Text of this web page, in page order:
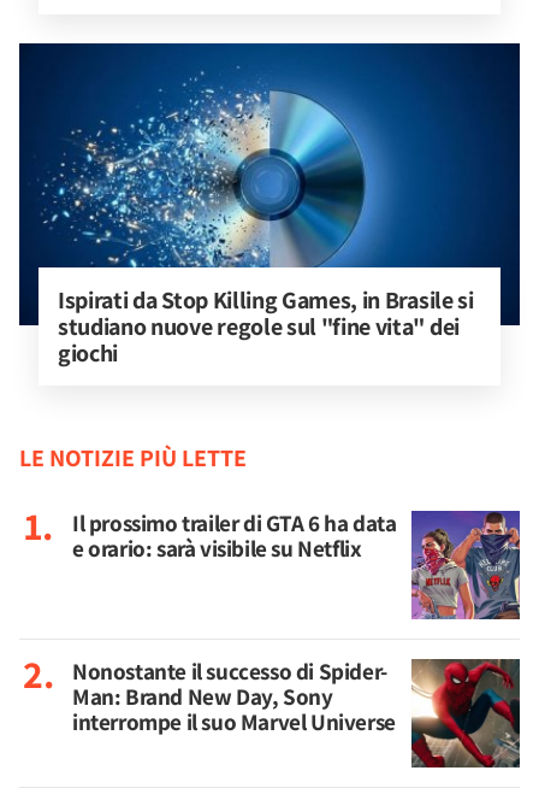
Ispirati da Stop Killing Games, in Brasile si
studiano nuove regole sul "fine vita" dei
giochi
LE NOTIZIE PIÙ LETTE
Il prossimo trailer di GTA 6 ha data
e orario: sarà visibile su Netflix
Nonostante il successo di Spider-
Man: Brand New Day, Sony
interrompe il suo Marvel Universe